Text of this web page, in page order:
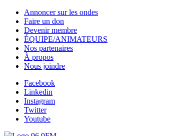
Annoncer sur les ondes
Faire un don
Devenir membre
ÉQUIPE/ANIMATEURS
Nos partenaires
À propos
Nous joindre
Facebook
Linkedin
Instagram
Twitter
Youtube